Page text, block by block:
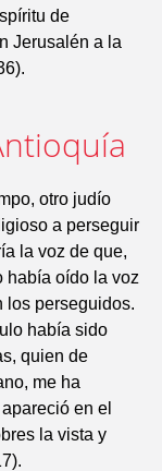
de
Jerusalén a la
otro judío
a perseguir
la voz de que,
había oído la voz
los perseguidos.
había sido
quien de
me ha
en el
la vista y